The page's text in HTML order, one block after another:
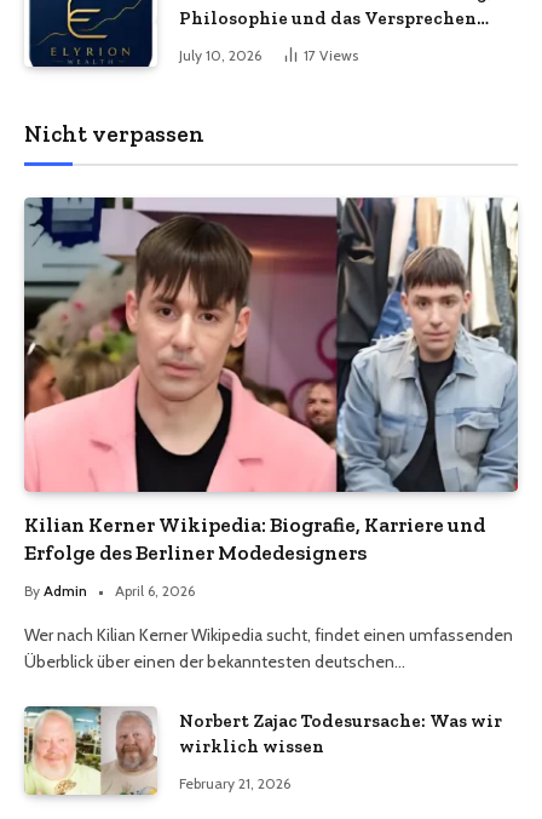
Philosophie und das Versprechen
langfristiger Stabilität
July 10, 2026 17 Views
Nicht verpassen
Kilian Kerner Wikipedia: Biografie, Karriere und
Erfolge des Berliner Modedesigners
By Admin April 6, 2026
Wer nach Kilian Kerner Wikipedia sucht, findet einen umfassenden
Überblick über einen der bekanntesten deutschen…
Norbert Zajac Todesursache: Was wir
wirklich wissen
February 21, 2026